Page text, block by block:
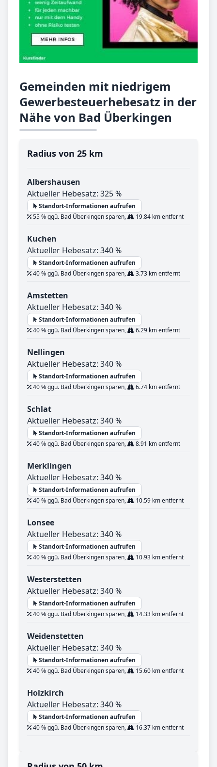
Gemeinden mit niedrigem
Gewerbesteuerhebesatz in der
Nähe von Bad Überkingen
Radius von 25 km
Albershausen
Aktueller Hebesatz: 325 %
Standort-Informationen aufrufen
55 % ggü. Bad Überkingen sparen,
19.84 km entfernt
Kuchen
Aktueller Hebesatz: 340 %
Standort-Informationen aufrufen
40 % ggü. Bad Überkingen sparen,
3.73 km entfernt
Amstetten
Aktueller Hebesatz: 340 %
Standort-Informationen aufrufen
40 % ggü. Bad Überkingen sparen,
6.29 km entfernt
Nellingen
Aktueller Hebesatz: 340 %
Standort-Informationen aufrufen
40 % ggü. Bad Überkingen sparen,
6.74 km entfernt
Schlat
Aktueller Hebesatz: 340 %
Standort-Informationen aufrufen
40 % ggü. Bad Überkingen sparen,
8.91 km entfernt
Merklingen
Aktueller Hebesatz: 340 %
Standort-Informationen aufrufen
40 % ggü. Bad Überkingen sparen,
10.59 km entfernt
Lonsee
Aktueller Hebesatz: 340 %
Standort-Informationen aufrufen
40 % ggü. Bad Überkingen sparen,
10.93 km entfernt
Westerstetten
Aktueller Hebesatz: 340 %
Standort-Informationen aufrufen
40 % ggü. Bad Überkingen sparen,
14.33 km entfernt
Weidenstetten
Aktueller Hebesatz: 340 %
Standort-Informationen aufrufen
40 % ggü. Bad Überkingen sparen,
15.60 km entfernt
Holzkirch
Aktueller Hebesatz: 340 %
Standort-Informationen aufrufen
40 % ggü. Bad Überkingen sparen,
16.37 km entfernt